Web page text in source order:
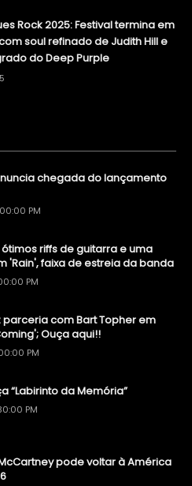
Rock 2025: Festival termina em
soul refinado de Judith Hill e
do Deep Purple
chegada do lançamento
PM
riffs de guitarra e uma
'Rain', faixa de estreia da banda
PM
parceria com Bart Topher em
Ouça aqui!!
PM
“Labirinto da Memória”
PM
pode voltar à América